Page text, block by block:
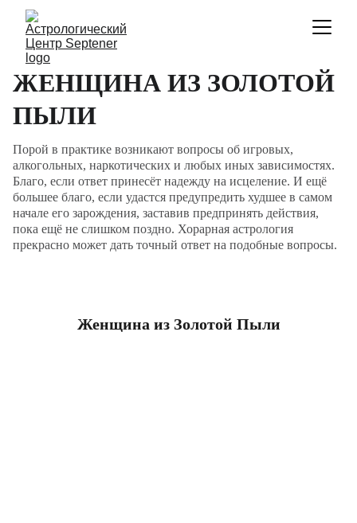
ЖЕНЩИНА ИЗ ЗОЛОТОЙ
ПЫЛИ
Порой в практике возникают вопросы об игровых,
алкогольных, наркотических и любых иных зависимостях.
Благо, если ответ принесёт надежду на исцеление. И ещё
большее благо, если удастся предупредить худшее в самом
начале его зарождения, заставив предпринять действия,
пока ещё не слишком поздно. Хорарная астрология
прекрасно может дать точный ответ на подобные вопросы.
Женщина из Золотой Пыли